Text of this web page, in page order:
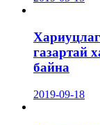
газартай
байна
2019-09-18